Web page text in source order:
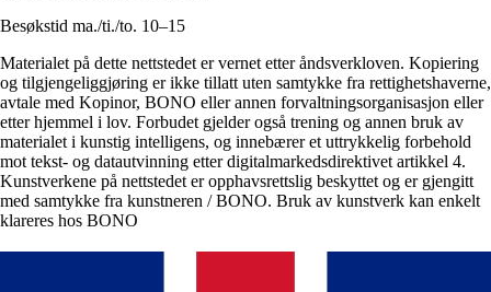
Besøkstid ma./ti./to. 10–15
Materialet på dette nettstedet er vernet etter åndsverkloven. Kopiering
og tilgjengeliggjøring er ikke tillatt uten samtykke fra rettighetshaverne,
avtale med Kopinor, BONO eller annen forvaltningsorganisasjon eller
etter hjemmel i lov. Forbudet gjelder også trening og annen bruk av
materialet i kunstig intelligens, og innebærer et uttrykkelig forbehold
mot tekst- og datautvinning etter digitalmarkedsdirektivet artikkel 4.
Kunstverkene på nettstedet er opphavsrettslig beskyttet og er gjengitt
med samtykke fra kunstneren / BONO. Bruk av kunstverk kan enkelt
klareres hos BONO